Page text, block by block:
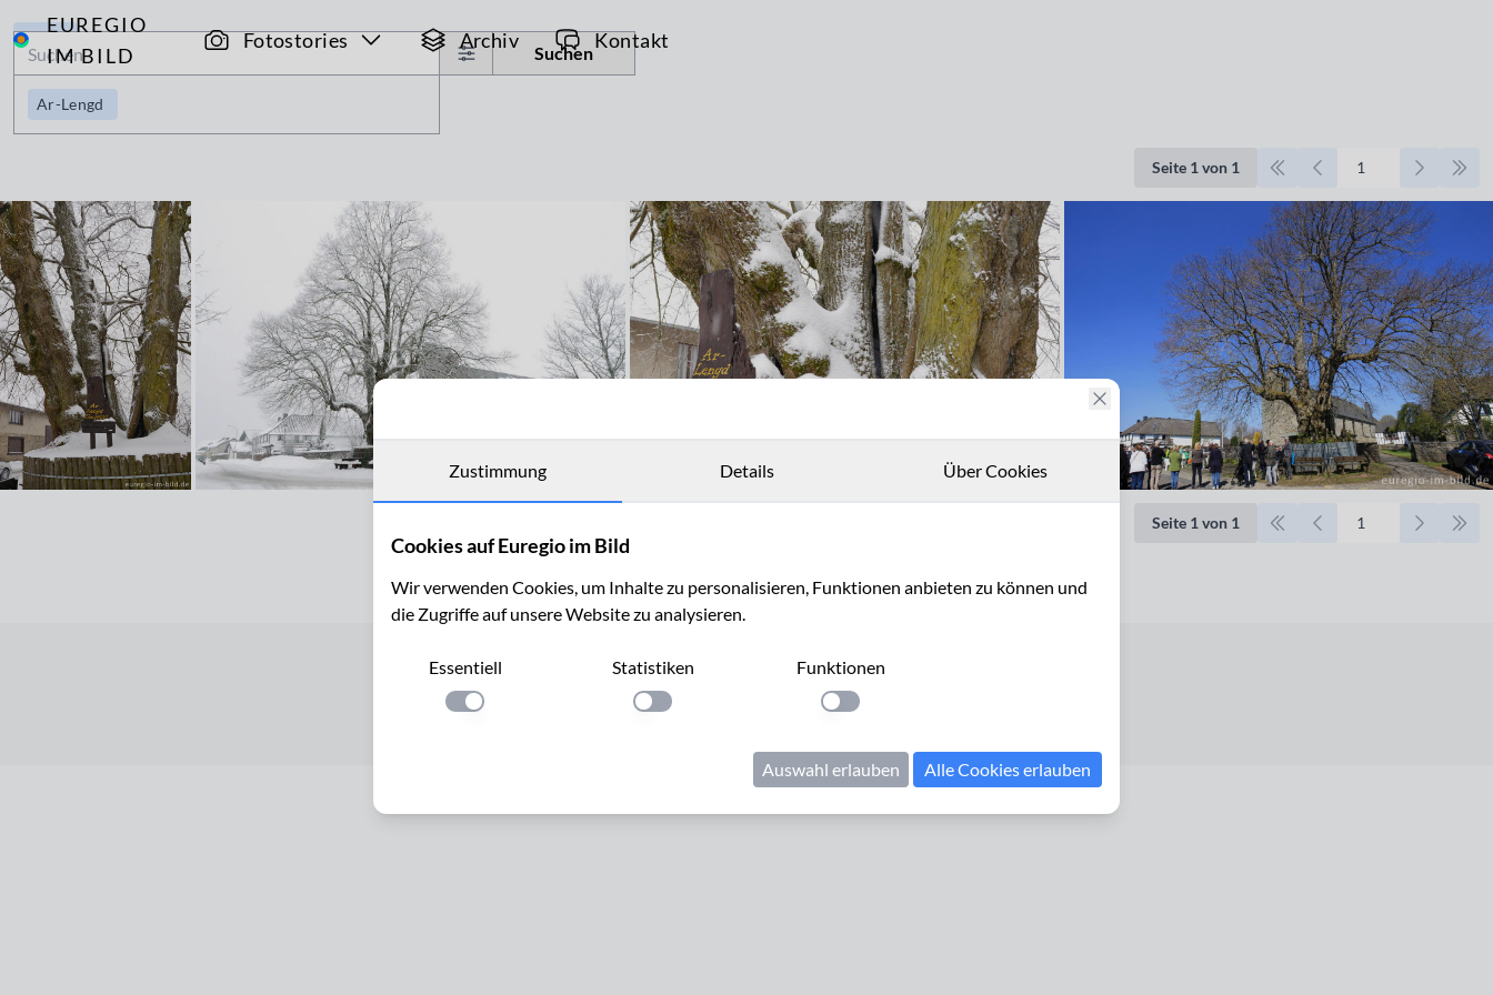
EUREGIO
IM BILD
Fotostories Archiv Kontakt
Archiv
Suchen
Ar-Lengd
Seite 1 von 1
Seite 1 von 1
Startseite Cookies verwalten Impressum
© 2024 Euregio im Bild. Alle Rechte vorbehalten.
Zustimmung Details Über Cookies
Cookies auf Euregio im Bild
Wir verwenden Cookies, um Inhalte zu personalisieren, Funktionen anbieten zu können und
die Zugriffe auf unsere Website zu analysieren.
Essentiell
Einstellung anwenden
Statistiken
Einstellung anwenden
Funktionen
Einstellung anwenden
Auswahl erlauben Alle Cookies erlauben